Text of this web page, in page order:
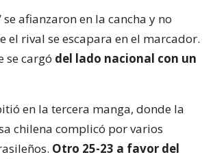
se afianzaron en la cancha y no
el rival se escapara en el marcador.
se cargó del lado nacional con un
en la tercera manga, donde la
chilena complicó por varios
Otro 25-23 a favor del